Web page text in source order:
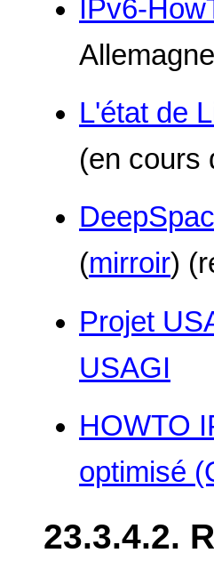
IPv6-
L'état de
(en cours
(mirroir)
Projet
USAGI
HOWTO
optimisé
23.3.4.2.